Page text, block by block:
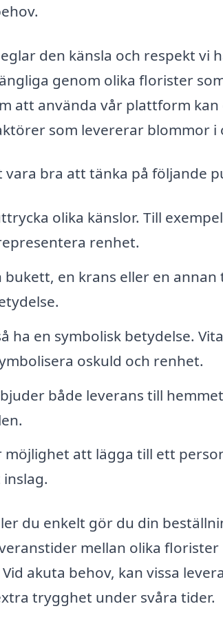
den känsla och respekt vi
genom olika florister
att använda vår plattform kan
som levererar blommor i
bra att tänka på följande
olika känslor. Till
renhet.
bukett, en krans eller en annan
ha en symbolisk betydelse.
oskuld och renhet.
både leverans till
möjlighet att lägga till ett
du enkelt gör du din
mellan olika florister
akuta behov, kan vissa
trygghet under svåra tider.